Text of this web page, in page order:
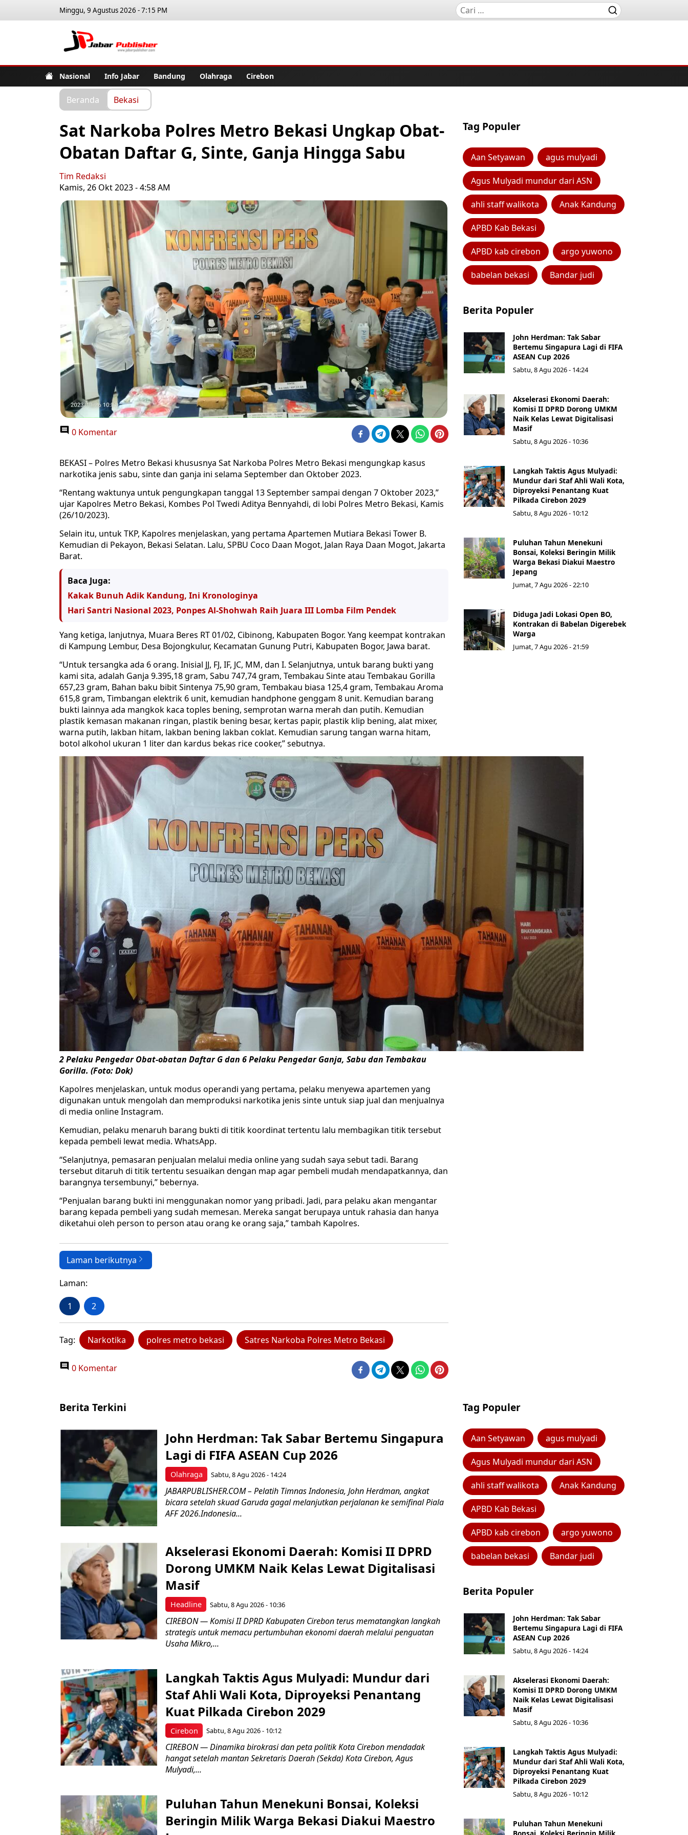
Minggu, 9 Agustus 2026 - 7:15 PM
Nasional Info Jabar Bandung Olahraga Cirebon
Beranda Bekasi
Sat Narkoba Polres Metro Bekasi Ungkap Obat-
Obatan Daftar G, Sinte, Ganja Hingga Sabu
Tim Redaksi
Kamis, 26 Okt 2023 - 4:58 AM
0 Komentar
BEKASI – Polres Metro Bekasi khususnya Sat Narkoba Polres Metro Bekasi mengungkap kasus
narkotika jenis sabu, sinte dan ganja ini selama September dan Oktober 2023.
“Rentang waktunya untuk pengungkapan tanggal 13 September sampai dengan 7 Oktober 2023,”
ujar Kapolres Metro Bekasi, Kombes Pol Twedi Aditya Bennyahdi, di lobi Polres Metro Bekasi, Kamis
(26/10/2023).
Selain itu, untuk TKP, Kapolres menjelaskan, yang pertama Apartemen Mutiara Bekasi Tower B.
Kemudian di Pekayon, Bekasi Selatan. Lalu, SPBU Coco Daan Mogot, Jalan Raya Daan Mogot, Jakarta
Barat.
Baca Juga:
Kakak Bunuh Adik Kandung, Ini Kronologinya
Hari Santri Nasional 2023, Ponpes Al-Shohwah Raih Juara III Lomba Film Pendek
Yang ketiga, lanjutnya, Muara Beres RT 01/02, Cibinong, Kabupaten Bogor. Yang keempat kontrakan
di Kampung Lembur, Desa Bojongkulur, Kecamatan Gunung Putri, Kabupaten Bogor, Jawa barat.
“Untuk tersangka ada 6 orang. Inisial JJ, FJ, IF, JC, MM, dan I. Selanjutnya, untuk barang bukti yang
kami sita, adalah Ganja 9.395,18 gram, Sabu 747,74 gram, Tembakau Sinte atau Tembakau Gorilla
657,23 gram, Bahan baku bibit Sintenya 75,90 gram, Tembakau biasa 125,4 gram, Tembakau Aroma
615,8 gram, Timbangan elektrik 6 unit, kemudian handphone genggam 8 unit. Kemudian barang
bukti lainnya ada mangkok kaca toples bening, semprotan warna merah dan putih. Kemudian
plastik kemasan makanan ringan, plastik bening besar, kertas papir, plastik klip bening, alat mixer,
warna putih, lakban hitam, lakban bening lakban coklat. Kemudian sarung tangan warna hitam,
botol alkohol ukuran 1 liter dan kardus bekas rice cooker,” sebutnya.
2 Pelaku PengedarObat-obatan Daftar G dan 6 Pelaku Pengedar Ganja, Sabu dan Tembakau
Gorilla. (Foto: Dok)
Kapolres menjelaskan, untuk modus operandi yang pertama, pelaku menyewa apartemen yang
digunakan untuk mengolah dan memproduksi narkotika jenis sinte untuk siap jual dan menjualnya
di media online Instagram.
Kemudian, pelaku menaruh barang bukti di titik koordinat tertentu lalu membagikan titik tersebut
kepada pembeli lewat media. WhatsApp.
“Selanjutnya, pemasaran penjualan melalui media online yang sudah saya sebut tadi. Barang
tersebut ditaruh di titik tertentu sesuaikan dengan map agar pembeli mudah mendapatkannya, dan
barangnya tersembunyi,” bebernya.
“Penjualan barang bukti ini menggunakan nomor yang pribadi. Jadi, para pelaku akan mengantar
barang kepada pembeli yang sudah memesan. Mereka sangat berupaya untuk rahasia dan hanya
diketahui oleh person to person atau orang ke orang saja,” tambah Kapolres.
Laman berikutnya
Laman:
1 2
Tag: Narkotika polres metro bekasi Satres Narkoba Polres Metro Bekasi
0 Komentar
Tag Populer
Aan Setyawan agus mulyadi
Agus Mulyadi mundur dari ASN
ahli staff walikota Anak Kandung
APBD Kab Bekasi
APBD kab cirebon argo yuwono
babelan bekasi Bandar judi
Berita Populer
John Herdman: Tak Sabar
Bertemu Singapura Lagi di FIFA
ASEAN Cup 2026
Sabtu, 8 Agu 2026 - 14:24
Akselerasi Ekonomi Daerah:
Komisi II DPRD Dorong UMKM
Naik Kelas Lewat Digitalisasi
Masif
Sabtu, 8 Agu 2026 - 10:36
Langkah Taktis Agus Mulyadi:
Mundur dari Staf Ahli Wali Kota,
Diproyeksi Penantang Kuat
Pilkada Cirebon 2029
Sabtu, 8 Agu 2026 - 10:12
Puluhan Tahun Menekuni
Bonsai, Koleksi Beringin Milik
Warga Bekasi Diakui Maestro
Jepang
Jumat, 7 Agu 2026 - 22:10
Diduga Jadi Lokasi Open BO,
Kontrakan di Babelan Digerebek
Warga
Jumat, 7 Agu 2026 - 21:59
Berita Terkini
Olahraga
John Herdman: Tak Sabar Bertemu Singapura
Lagi di FIFA ASEAN Cup 2026
Sabtu, 8 Agu 2026 - 14:24
JABARPUBLISHER.COM – Pelatih Timnas Indonesia, John Herdman, angkat
bicara setelah skuad Garuda gagal melanjutkan perjalanan ke semifinal Piala
AFF 2026.Indonesia...
Headline
Akselerasi Ekonomi Daerah: Komisi II DPRD
Dorong UMKM Naik Kelas Lewat Digitalisasi
Masif
Sabtu, 8 Agu 2026 - 10:36
CIREBON — Komisi II DPRD Kabupaten Cirebon terus mematangkan langkah
strategis untuk memacu pertumbuhan ekonomi daerah melalui penguatan
Usaha Mikro,...
Cirebon
Langkah Taktis Agus Mulyadi: Mundur dari
Staf Ahli Wali Kota, Diproyeksi Penantang
Kuat Pilkada Cirebon 2029
Sabtu, 8 Agu 2026 - 10:12
CIREBON — Dinamika birokrasi dan peta politik Kota Cirebon mendadak
hangat setelah mantan Sekretaris Daerah (Sekda) Kota Cirebon, Agus
Mulyadi,...
Puluhan Tahun Menekuni Bonsai, Koleksi
Beringin Milik Warga Bekasi Diakui Maestro
Tag Populer
Aan Setyawan agus mulyadi
Agus Mulyadi mundur dari ASN
ahli staff walikota Anak Kandung
APBD Kab Bekasi
APBD kab cirebon argo yuwono
babelan bekasi Bandar judi
Berita Populer
John Herdman: Tak Sabar
Bertemu Singapura Lagi di FIFA
ASEAN Cup 2026
Sabtu, 8 Agu 2026 - 14:24
Akselerasi Ekonomi Daerah:
Komisi II DPRD Dorong UMKM
Naik Kelas Lewat Digitalisasi
Masif
Sabtu, 8 Agu 2026 - 10:36
Langkah Taktis Agus Mulyadi:
Mundur dari Staf Ahli Wali Kota,
Diproyeksi Penantang Kuat
Pilkada Cirebon 2029
Sabtu, 8 Agu 2026 - 10:12
Puluhan Tahun Menekuni